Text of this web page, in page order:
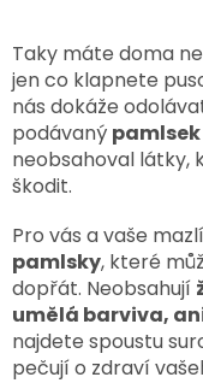
Taky máte doma
jen co klapnete
nás dokáže
podávaný
neobsahoval látky,
škodit.
Pro vás a vaše
pamlsky, které
dopřát. Neobsahují
umělá barviva,
najdete spoustu
pečují o zdraví